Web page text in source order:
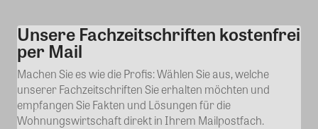
Kommentar
Unsere Fachzeitschriften kostenfrei
per Mail
Machen Sie es wie die Profis: Wählen Sie aus, welche
unserer Fachzeitschriften Sie erhalten möchten und
empfangen Sie Fakten und Lösungen für die
Wohnungswirtschaft direkt in Ihrem Mailpostfach.